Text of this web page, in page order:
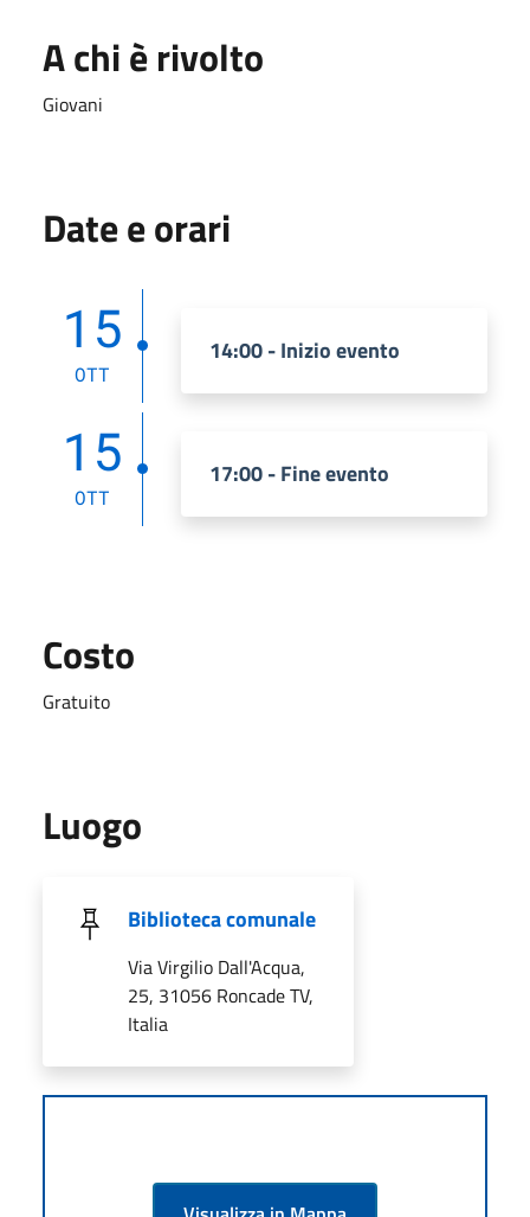
A chi è rivolto
Giovani
Date e orari
15
OTT
14:00 - Inizio evento
15
OTT
17:00 - Fine evento
Costo
Gratuito
Luogo
Biblioteca comunale
Via Virgilio Dall'Acqua,
25, 31056 Roncade TV,
Italia